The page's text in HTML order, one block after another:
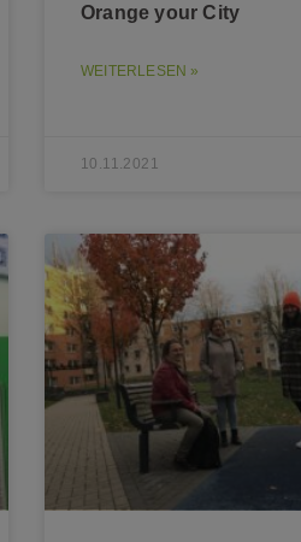
Orange your City
WEITERLESEN »
10.11.2021